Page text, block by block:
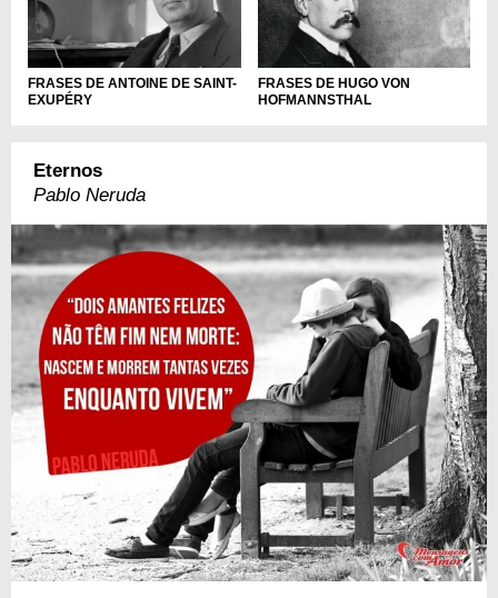
FRASES DE ANTOINE DE SAINT-
EXUPÉRY
FRASES DE HUGO VON
HOFMANNSTHAL
Eternos
Pablo Neruda